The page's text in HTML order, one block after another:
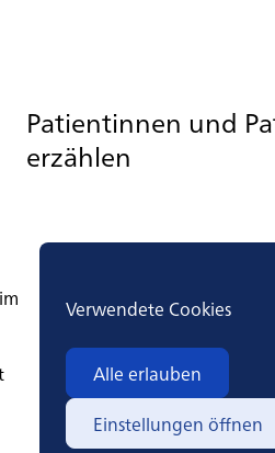
Patientinnen und
erzählen
Verwendete Cookies
Alle erlauben
Einstellungen öffnen